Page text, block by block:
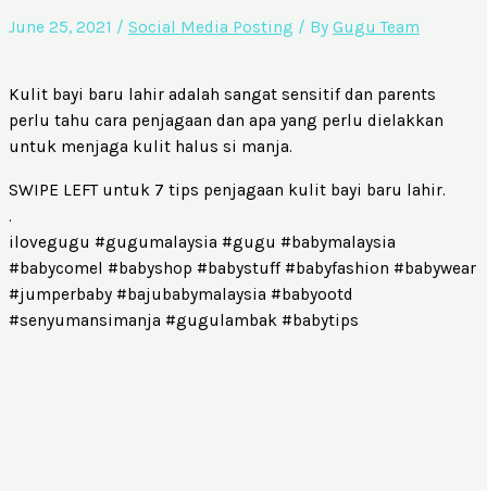
June 25, 2021 / Social Media Posting / By Gugu Team
Kulit bayi baru lahir adalah sangat sensitif dan parents
perlu tahu cara penjagaan dan apa yang perlu dielakkan
untuk menjaga kulit halus si manja.
SWIPE LEFT untuk 7 tips penjagaan kulit bayi baru lahir.
.
ilovegugu #gugumalaysia #gugu #babymalaysia
#babycomel #babyshop #babystuff #babyfashion #babywear
#jumperbaby #bajubabymalaysia #babyootd
#senyumansimanja #gugulambak #babytips